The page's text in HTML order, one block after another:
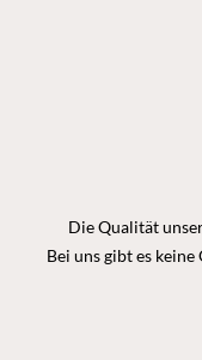
Die Qualität
Bei uns gibt es